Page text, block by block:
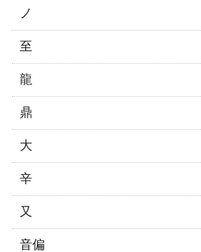
ノ
至
龍
鼎
大
辛
又
音偏